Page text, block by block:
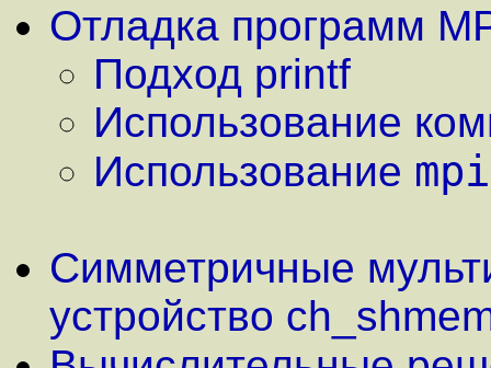
Отладка программ
Подход printf
Использование
Использование
Симметричные
устройство